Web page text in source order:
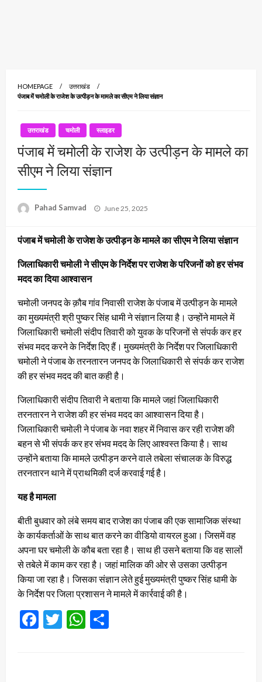
HOMEPAGE
उत्तराखंड
पंजाब में चमोली के राजेश के उत्पीड़न के मामले का सीएम ने लिया संज्ञान
उत्तराखंड चमोली स्लाइडर
पंजाब में चमोली के राजेश के उत्पीड़न के मामले का
सीएम ने लिया संज्ञान
Pahad Samvad
Posted
June 25, 2025
पंजाब में चमोली के राजेश के उत्पीड़न के मामले का सीएम ने लिया संज्ञान
जिलाधिकारी चमोली ने सीएम के निर्देश पर राजेश के परिजनों को हर संभव
मदद का दिया आश्वासन
चमोली जनपद के क़ौब गांव निवासी राजेश के पंजाब में उत्पीड़न के मामले
का मुख्यमंत्री श्री पुष्कर सिंह धामी ने संज्ञान लिया है। उन्होंने मामले में
जिलाधिकारी चमोली संदीप तिवारी को युवक के परिजनों से संपर्क कर हर
संभव मदद करने के निर्देश दिए हैं। मुख्यमंत्री के निर्देश पर जिलाधिकारी
चमोली ने पंजाब के तरनतारन जनपद के जिलाधिकारी से संपर्क कर राजेश
की हर संभव मदद की बात कही है।
जिलाधिकारी संदीप तिवारी ने बताया कि मामले जहां जिलाधिकारी
तरनतारन ने राजेश की हर संभव मदद का आश्वासन दिया है।
जिलाधिकारी चमोली ने पंजाब के नवा शहर में निवास कर रही राजेश की
बहन से भी संपर्क कर हर संभव मदद के लिए आश्वस्त किया है। साथ
उन्होंने बताया कि मामले उत्पीड़न करने वाले तबेला संचालक के विरुद्ध
तरनतारन थाने में प्राथमिकी दर्ज करवाई गई है।
यह है मामला
बीती बुधवार को लंबे समय बाद राजेश का पंजाब की एक सामाजिक संस्था
के कार्यकर्ताओं के साथ बात करने का वीडियो वायरल हुआ। जिसमें वह
अपना घर चमोली के कौब बता रहा है। साथ ही उसने बताया कि वह सालों
से तबेले में काम कर रहा है। जहां मालिक की ओर से उसका उत्पीड़न
किया जा रहा है। जिसका संज्ञान लेते हुई मुख्यमंत्री पुष्कर सिंह धामी के
के निर्देश पर जिला प्रशासन ने मामले में कार्रवाई की है।
Facebook
TwitterWhatsApp